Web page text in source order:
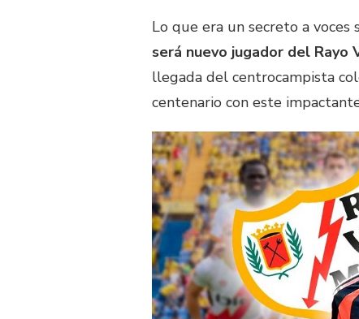
Lo que era un secreto a voces
será nuevo jugador del Rayo
llegada del centrocampista
centenario con este